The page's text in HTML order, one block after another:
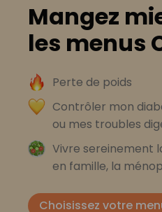
Mangez
les menus
Perte de poids
Contrôler mon
ou mes troubles
Vivre sereinement
en famille, la
Choisissez votre